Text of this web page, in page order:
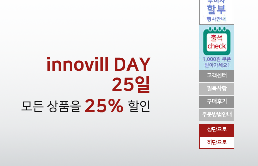
고객센터
필독사항
구매후기
주문방법안내
상단으로
하단으로